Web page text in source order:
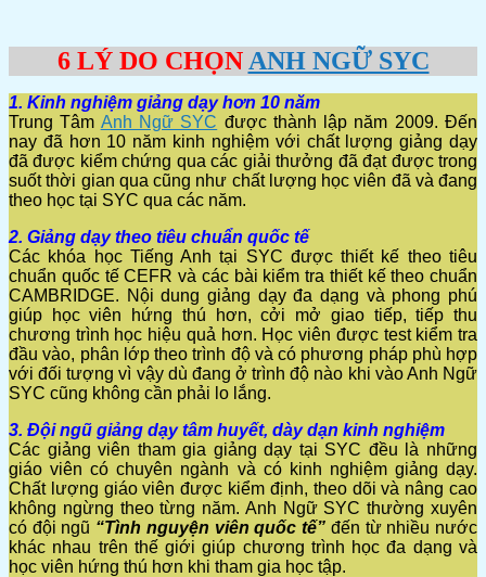
6 LÝ DO CHỌN ANH NGỮ SYC
1. Kinh nghiệm giảng dạy hơn 10 năm
Trung Tâm Anh Ngữ SYC được thành lập năm 2009. Đến
nay đã hơn 10 năm kinh nghiệm với chất lượng giảng dạy
đã được kiểm chứng qua các giải thưởng đã đạt được trong
suốt thời gian qua cũng như chất lượng học viên đã và đang
theo học tại SYC qua các năm.
2. Giảng dạy theo tiêu chuẩn quốc tế
Các khóa học Tiếng Anh tại SYC được thiết kế theo tiêu
chuẩn quốc tế CEFR và các bài kiểm tra thiết kế theo chuẩn
CAMBRIDGE. Nội dung giảng dạy đa dạng và phong phú
giúp học viên hứng thú hơn, cởi mở giao tiếp, tiếp thu
chương trình học hiệu quả hơn. Học viên được test kiểm tra
đầu vào, phân lớp theo trình độ và có phương pháp phù hợp
với đối tượng vì vậy dù đang ở trình độ nào khi vào Anh Ngữ
SYC cũng không cần phải lo lắng.
3. Đội ngũ giảng dạy tâm huyết, dày dạn kinh nghiệm
Các giảng viên tham gia giảng dạy tại SYC đều là những
giáo viên có chuyên ngành và có kinh nghiệm giảng dạy.
Chất lượng giáo viên được kiểm định, theo dõi và nâng cao
không ngừng theo từng năm. Anh Ngữ SYC thường xuyên
có đội ngũ “Tình nguyện viên quốc tế” đến từ nhiều nước
khác nhau trên thế giới giúp chương trình học đa dạng và
học viên hứng thú hơn khi tham gia học tập.